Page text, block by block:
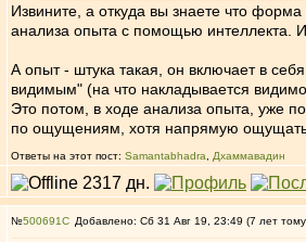
Извините, а откуда вы знаете что
анализа опыта с помощью интеллекта.
А опыт - штука такая, он включает в
видимым" (на что накладывается
Это потом, в ходе анализа опыта, уже
по ощущениям, хотя напрямую
Ответы на этот пост: Samantabhadra Дхаммавадин
№500691 Добавлено: Сб 31 Авг 19, 23:49 (7 лет